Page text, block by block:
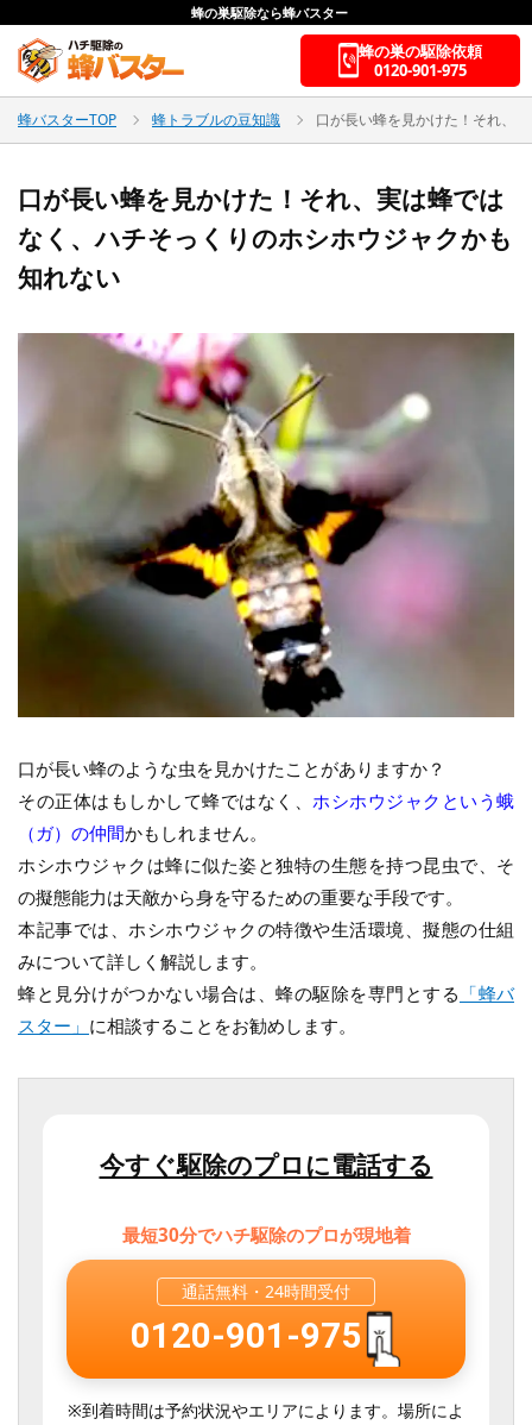
蜂の巣駆除なら蜂バスター
蜂の巣の駆除依頼
0120-901-975
蜂バスターTOP 蜂トラブルの豆知識 口が長い蜂を見かけた！それ、
口が長い蜂を見かけた！それ、実は蜂では
なく、ハチそっくりのホシホウジャクかも
知れない
口が長い蜂のような虫を見かけたことがありますか？
その正体はもしかして蜂ではなく、 ホシホウジャクという蛾
（ガ）の仲間かもしれません。
ホシホウジャクは蜂に似た姿と独特の生態を持つ昆虫で、そ
の擬態能力は天敵から身を守るための重要な手段です。
本記事では、ホシホウジャクの特徴や生活環境、擬態の仕組
みについて詳しく解説します。
蜂と見分けがつかない場合は、蜂の駆除を専門とする 「蜂バ
スター」 に相談することをお勧めします。
今すぐ駆除のプロに電話する
最短30分でハチ駆除のプロが現地着
通話無料・ 24時間受付
0120-901-975
※到着時間は予約状況やエリアによります。場所によ